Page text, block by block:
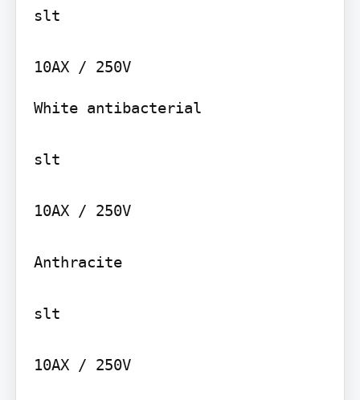
slt
10AX / 250V
White antibacterial
slt
10AX / 250V
Anthracite
slt
10AX / 250V